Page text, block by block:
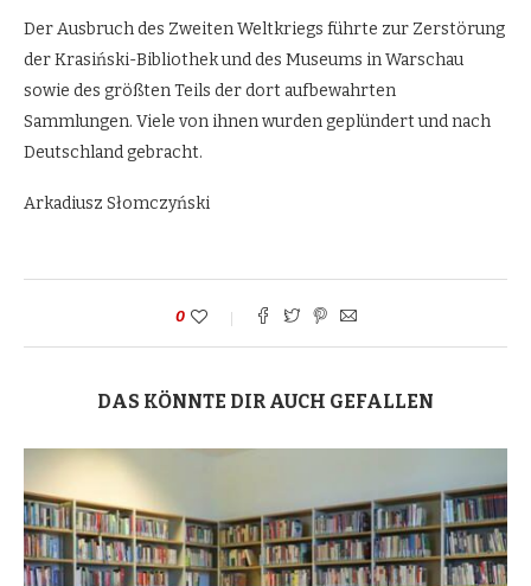
Der Ausbruch des Zweiten Weltkriegs führte zur Zerstörung
der Krasiński-Bibliothek und des Museums in Warschau
sowie des größten Teils der dort aufbewahrten
Sammlungen. Viele von ihnen wurden geplündert und nach
Deutschland gebracht.
Arkadiusz Słomczyński
0
DAS KÖNNTE DIR AUCH GEFALLEN